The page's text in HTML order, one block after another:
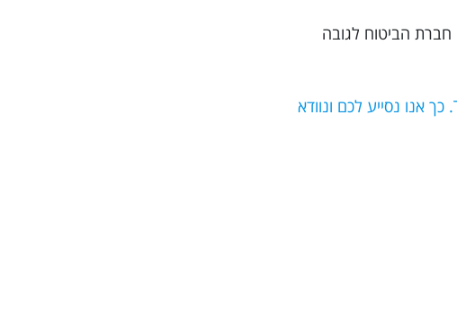
חברת הביטוח לגובה
אם תרצו לוודא שאתם מקבלים את הכיסוי הטוב ביותר, מומלץ בחום להזמין את הפוליסה דרך האתר Trippy. כך אנו נסייע לכם ונוודא